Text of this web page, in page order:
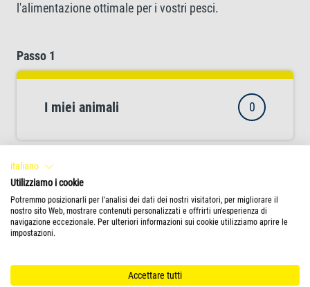
l'alimentazione ottimale per i vostri pesci.
Passo 1
I miei animali 0
Passo 2
Che tipo di mangime cerco 0
italiano
Utilizziamo i cookie
Potremmo posizionarli per l'analisi dei dati dei nostri visitatori, per migliorare il
nostro sito Web, mostrare contenuti personalizzati e offrirti un'esperienza di
navigazione eccezionale. Per ulteriori informazioni sui cookie utilizziamo aprire le
impostazioni.
Accettare tutti